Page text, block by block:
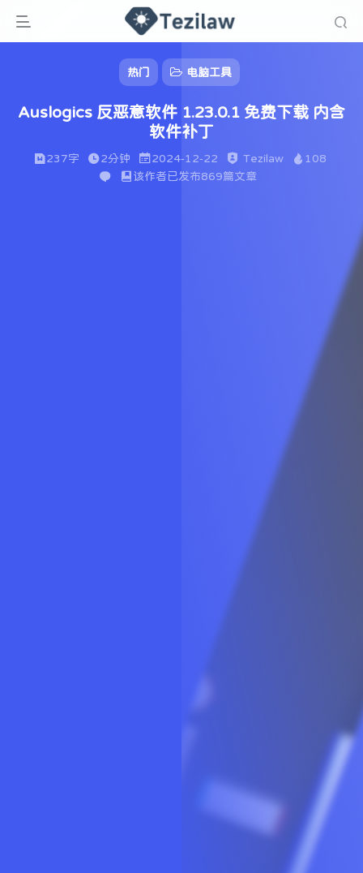
热门 电脑工具
Auslogics 反恶意软件 1.23.0.1 免费下载 内含
软件补丁
237字 2分钟 2024-12-22 Tezilaw
108
该作者已发布869篇文章